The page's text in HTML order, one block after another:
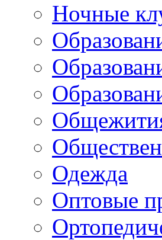
Ночные
Одежда
Оптовые